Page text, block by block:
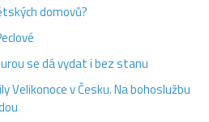
domovů?
se dá vydat i bez stanu
Velikonoce v Česku. Na bohoslužbu